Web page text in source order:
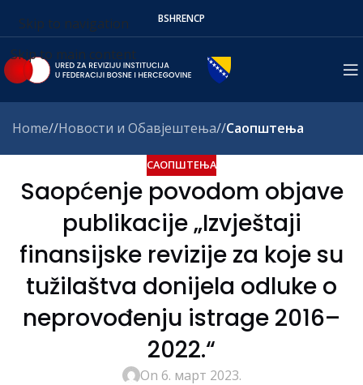
Skip to navigation
Skip to main content
BSHRENСР
Home/ Новости и Обавјештења/ Саопштења
САОПШТЕЊА
Saopćenje povodom objave
publikacije „Izvještaji
finansijske revizije za koje su
tužilaštva donijela odluke o
neprovođenju istrage 2016–
2022.“
On 6. март 2023.